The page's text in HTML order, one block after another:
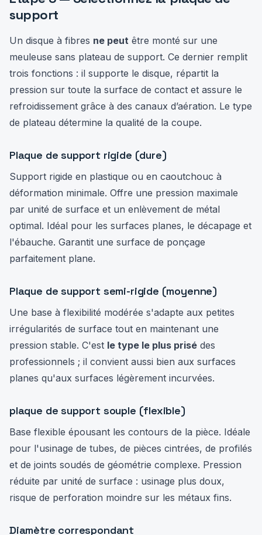
support
Un disque à fibres ne peut être monté sur une
meuleuse sans plateau de support. Ce dernier remplit
trois fonctions : il supporte le disque, répartit la
pression sur toute la surface de contact et assure le
refroidissement grâce à des canaux d’aération. Le type
de plateau détermine la qualité de la coupe.
Plaque de support rigide (dure)
Support rigide en plastique ou en caoutchouc à
déformation minimale. Offre une pression maximale
par unité de surface et un enlèvement de métal
optimal. Idéal pour les surfaces planes, le décapage et
l'ébauche. Garantit une surface de ponçage
parfaitement plane.
Plaque de support semi-rigide (moyenne)
Une base à flexibilité modérée s'adapte aux petites
irrégularités de surface tout en maintenant une
pression stable. C'est le type le plus prisé des
professionnels ; il convient aussi bien aux surfaces
planes qu'aux surfaces légèrement incurvées.
plaque de support souple (flexible)
Base flexible épousant les contours de la pièce. Idéale
pour l'usinage de tubes, de pièces cintrées, de profilés
et de joints soudés de géométrie complexe. Pression
réduite par unité de surface : usinage plus doux,
risque de perforation moindre sur les métaux fins.
Diamètre correspondant